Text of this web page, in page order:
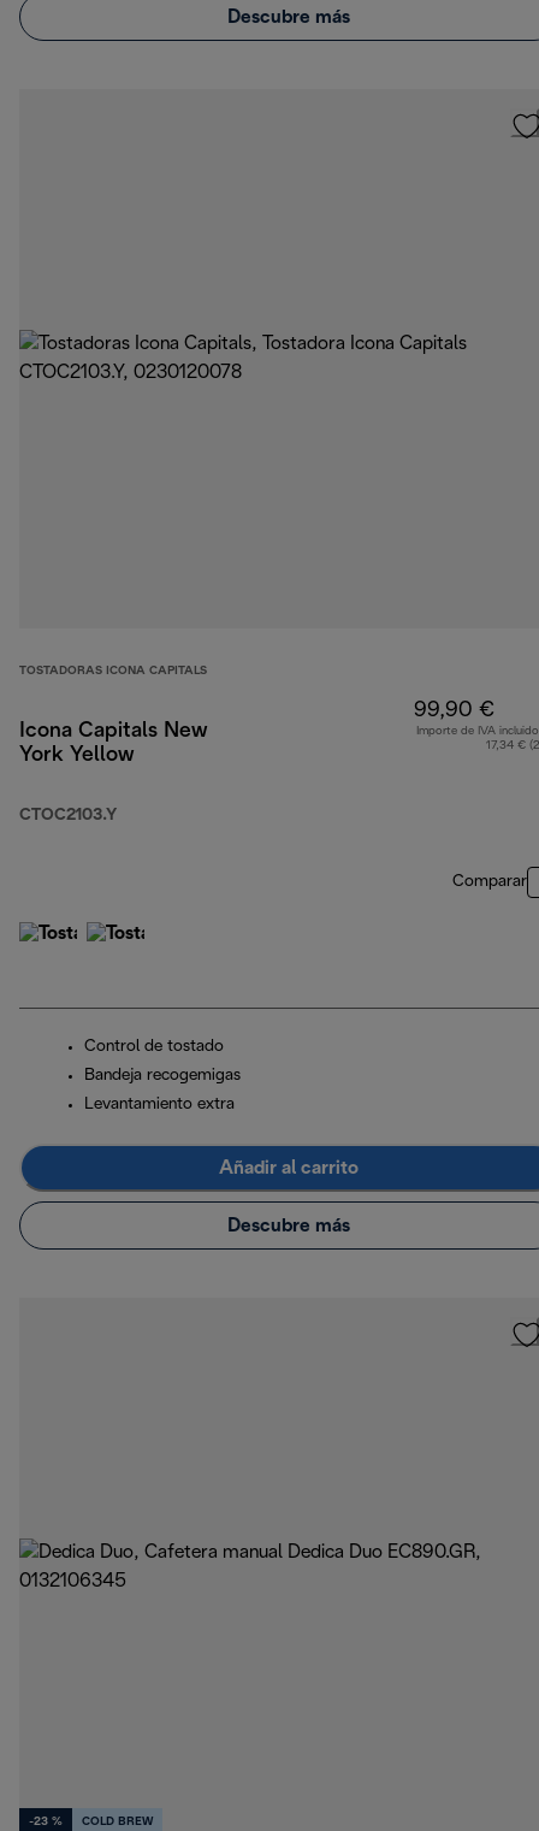
Descubre más
TOSTADORAS ICONA CAPITALS
Icona Capitals New
York Yellow
CTOC2103.Y
99,90 €
Importe de IVA
17,34 €
Comparar
Control de tostado
Bandeja recogemigas
Levantamiento extra
Añadir al carrito
Descubre más
-23 % COLD BREW